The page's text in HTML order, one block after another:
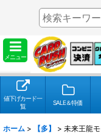
メニュー
値下げカード一
覧
SALE＆特価
ホーム > 【多】 > 未来王龍